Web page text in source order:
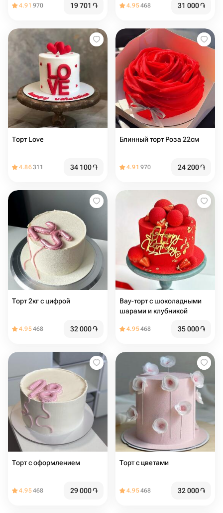
4.91 970 19 701 ֏ 4.95468 31 000֏
Торт Love
4.86311 34 100֏
Блинный торт Роза 22см
4.91 970 24 200֏
Торт 2кг с цифрой
4.95468 32 000֏
Вау-торт с шоколадными
шарами и клубникой
4.95468 35 000֏
Торт с оформлением
4.95468 29 000֏
Торт с цветами
4.95468 32 000֏